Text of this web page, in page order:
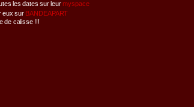
les dates sur leurmyspace
eux sur BANDEAPART
de calisse !!!